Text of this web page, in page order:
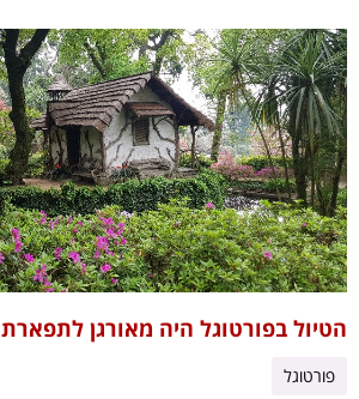
הטיול בפורטוגל היה מאורגן לתפארת
פורטוגל